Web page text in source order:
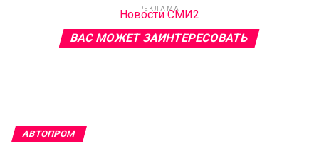
РЕКЛАМА
Новости СМИ2
ВАС МОЖЕТ ЗАИНТЕРЕСОВАТЬ
АВТОПРОМ